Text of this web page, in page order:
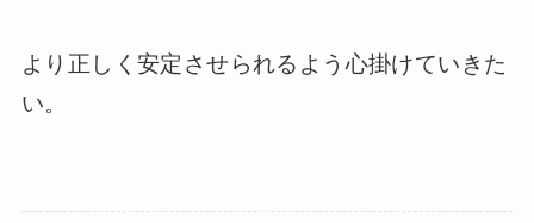
より正しく安定させられるよう心掛けていきた
い。